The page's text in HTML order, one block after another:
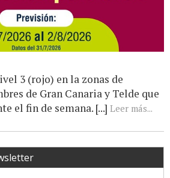
3 (rojo) en la zonas de
de Gran Canaria y Telde que
el fin de semana. [...] Leer más...